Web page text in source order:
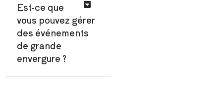
Est-ce que
vous pouvez gérer
des événements
de grande
envergure ?